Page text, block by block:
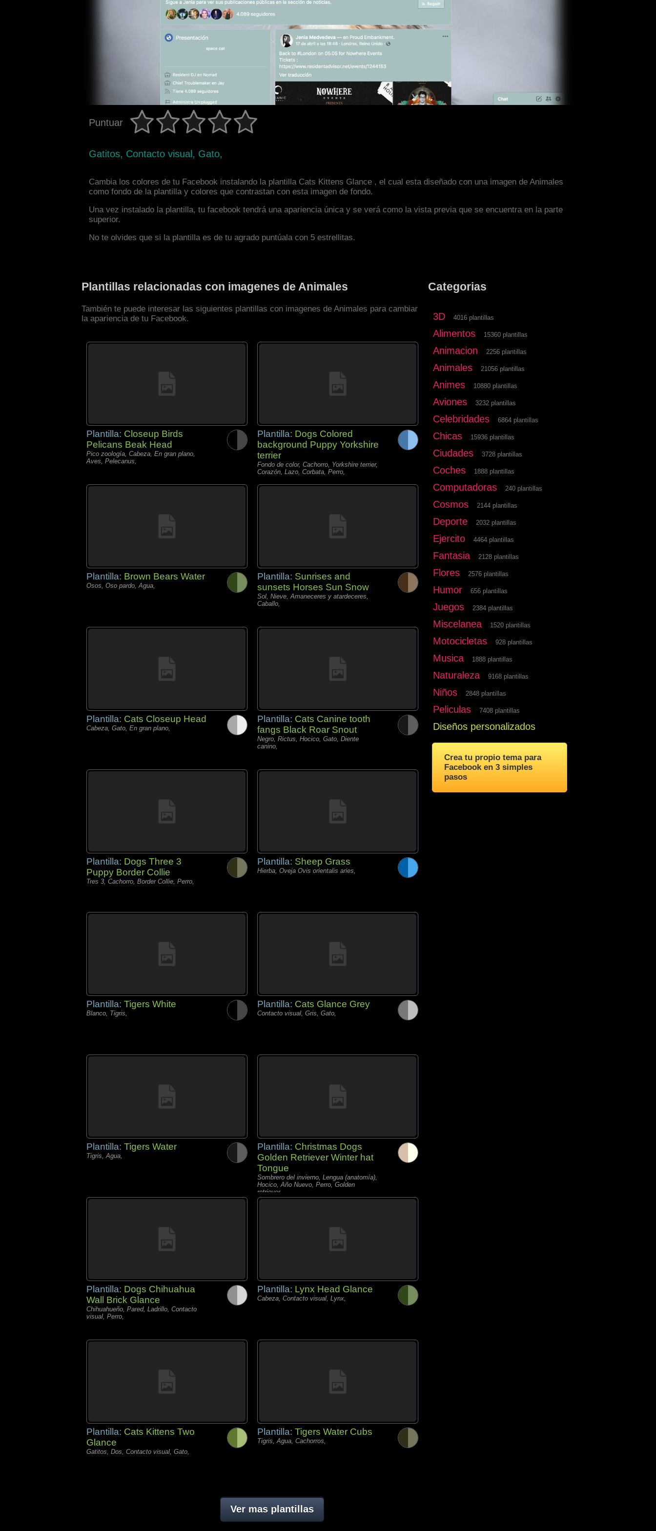
Puntuar
Gatitos, Contacto visual, Gato,
Cambia los colores de tu Facebook instalando la plantilla Cats Kittens Glance , el cual esta diseñado con una imagen de Animales
como fondo de la plantilla y colores que contrastan con esta imagen de fondo.
Una vez instalado la plantilla, tu facebook tendrá una apariencia única y se verá como la vista previa que se encuentra en la parte
superior.
No te olvides que si la plantilla es de tu agrado puntúala con 5 estrellitas.
Plantillas relacionadas con imagenes de Animales
También te puede interesar las siguientes plantillas con imagenes de Animales para cambiar
la apariencia de tu Facebook.
Plantilla: Closeup Birds
Pelicans Beak Head
Pico zoología, Cabeza, En gran plano,
Aves, Pelecanus,
Plantilla: Dogs Colored
background Puppy Yorkshire
terrier
Fondo de color, Cachorro, Yorkshire terrier,
Corazón, Lazo, Corbata, Perro,
Plantilla: Brown Bears Water
Osos, Oso pardo, Agua,
Plantilla: Sunrises and
sunsets Horses Sun Snow
Sol, Nieve, Amaneceres y atardeceres,
Caballo,
Plantilla: Cats Closeup Head
Cabeza, Gato, En gran plano,
Plantilla: Cats Canine tooth
fangs Black Roar Snout
Negro, Rictus, Hocico, Gato, Diente
canino,
Plantilla: Dogs Three 3
Puppy Border Collie
Tres 3, Cachorro, Border Collie, Perro,
Plantilla: Sheep Grass
Hierba, Oveja Ovis orientalis aries,
Plantilla: Tigers White
Blanco, Tigris,
Plantilla: Cats Glance Grey
Contacto visual, Gris, Gato,
Plantilla: Tigers Water
Tigris, Agua,
Plantilla: Christmas Dogs
Golden Retriever Winter hat
Tongue
Sombrero del invierno, Lengua (anatomía),
Hocico, Año Nuevo, Perro, Golden
retriever,
Plantilla: Dogs Chihuahua
Wall Brick Glance
Chihuahueño, Pared, Ladrillo, Contacto
visual, Perro,
Plantilla: Lynx Head Glance
Cabeza, Contacto visual, Lynx,
Plantilla: Cats Kittens Two
Glance
Gatitos, Dos, Contacto visual, Gato,
Plantilla: Tigers Water Cubs
Tigris, Agua, Cachorros,
Ver mas plantillas
Categorias
3D 4016 plantillas
Alimentos 15360 plantillas
Animacion 2256 plantillas
Animales 21056 plantillas
Animes 10880 plantillas
Aviones 3232 plantillas
Celebridades 6864 plantillas
Chicas 15936 plantillas
Ciudades 3728 plantillas
Coches 1888 plantillas
Computadoras 240 plantillas
Cosmos 2144 plantillas
Deporte 2032 plantillas
Ejercito 4464 plantillas
Fantasia 2128 plantillas
Flores 2576 plantillas
Humor 656 plantillas
Juegos 2384 plantillas
Miscelanea 1520 plantillas
Motocicletas 928 plantillas
Musica 1888 plantillas
Naturaleza 9168 plantillas
Niños 2848 plantillas
Peliculas 7408 plantillas
Diseños personalizados
Crea tu propio tema para
Facebook en 3 simples
pasos